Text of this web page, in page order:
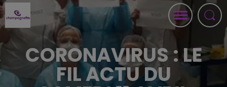
CORONAVIRUS : LE
FIL ACTU DU